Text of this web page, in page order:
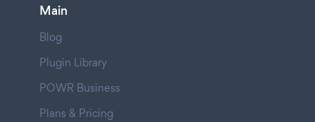
Main
Blog
Plugin Library
POWR Business
Plans & Pricing